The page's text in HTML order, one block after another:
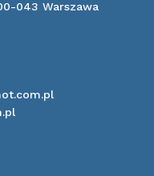
043 Warszawa